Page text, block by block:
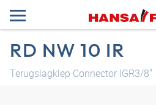
RD NW 10 IR
Terugslagklep Connector IGR3/8"